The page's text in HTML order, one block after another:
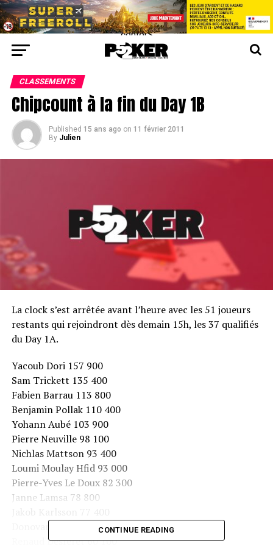
center>
CLASSEMENTS
Chipcount à la fin du Day 1B
Published 15 ans ago on 11 février 2011
By Julien
La clock s’est arrêtée avant l’heure avec les 51 joueurs
restants qui rejoindront dès demain 15h, les 37 qualifiés
du Day 1A.
Yacoub Dori 157 900
Sam Trickett 135 400
Fabien Barrau 113 800
Benjamin Pollak 110 400
Yohann Aubé 103 900
Pierre Neuville 98 100
Nichlas Mattson 93 400
Loumi Moulay Hfid 93 000
Pierre-Yves Le Doux 82 300
Janne Lamsa 78 800
Donovan Baer 65 500
Renaud Desferet 60 100
CONTINUE READING